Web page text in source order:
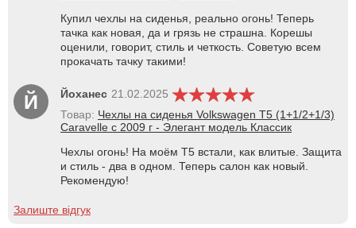
Купил чехлы на сиденья, реально огонь! Теперь
тачка как новая, да и грязь не страшна. Корешы
оценили, говорит, стиль и четкость. Советую всем
прокачать тачку такими!
Й Йоханес 21.02.2025
Товар: Чехлы на сиденья Volkswagen T5 (1+1/2+1/3)
Caravelle c 2009 г - Элегант модель Классик
Чехлы огонь! На моём Т5 встали, как влитые. Защита
и стиль - два в одном. Теперь салон как новый.
Рекомендую!
Залиште відгук